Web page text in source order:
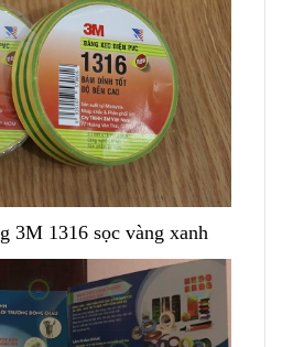
3M 1316 sọc vàng xanh